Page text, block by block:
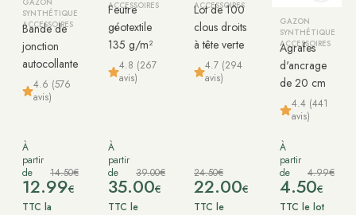
SYNTHÉTIQUE
ACCESSOIRES
Bande de
jonction
autocollante
4.6 (576
avis)
À
partir
de
14.50€
12.99€
TTC la
ACCESSOIRES
Feutre
géotextile
135 g/m²
4.8 (267
avis)
À
partir
de
39.00€
35.00€
TTC le
ACCESSOIRES
Lot de 100
clous droits
à tête verte
4.7 (294
avis)
24.50€
22.00€
TTC le
GAZON
SYNTHÉTIQUE
ACCESSOIRES
Agrafes
d'ancrage
de 20 cm
4.4 (441
avis)
À
partir
de
4.99€
4.50€
TTC le lot